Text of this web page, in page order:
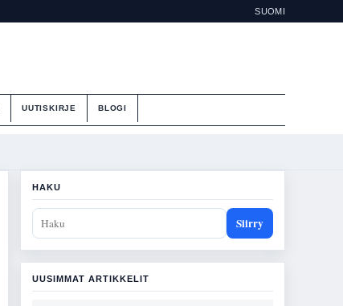
SUOMI
UUTISKIRJE BLOGI
HAKU
Siirry
UUSIMMAT ARTIKKELIT